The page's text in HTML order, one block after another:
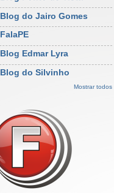
Blog do Jairo Gomes
FalaPE
Blog Edmar Lyra
Blog do Silvinho
Mostrar todos